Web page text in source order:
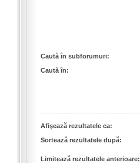
Caută în subforumuri:
Caută în:
Afişează rezultatele ca:
Sortează rezultatele după:
Limitează rezultatele anterioare: